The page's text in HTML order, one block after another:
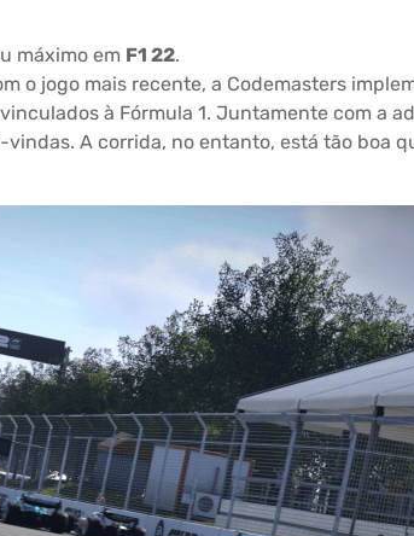
máximo em F1 22.
o jogo mais recente, a Codemasters
à Fórmula 1. Juntamente com a
A corrida, no entanto, está tão boa